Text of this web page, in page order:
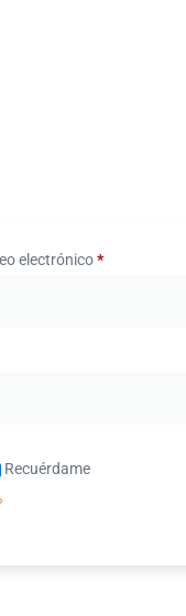
electrónico*
Recuérdame